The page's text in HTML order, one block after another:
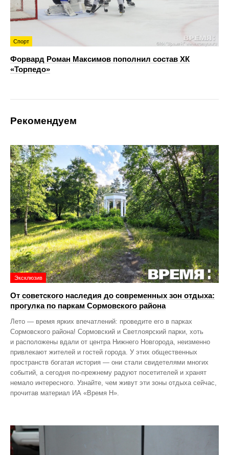
Спорт
Форвард Роман Максимов пополнил состав ХК
«Торпедо»
Рекомендуем
Эксклюзив
От советского наследия до современных зон отдыха:
прогулка по паркам Сормовского района
Лето — время ярких впечатлений: проведите его в парках
Сормовского района! Сормовский и Светлоярский парки, хоть
и расположены вдали от центра Нижнего Новгорода, неизменно
привлекают жителей и гостей города. У этих общественных
пространств богатая история — они стали свидетелями многих
событий, а сегодня по‑прежнему радуют посетителей и хранят
немало интересного. Узнайте, чем живут эти зоны отдыха сейчас,
прочитав материал ИА «Время Н».